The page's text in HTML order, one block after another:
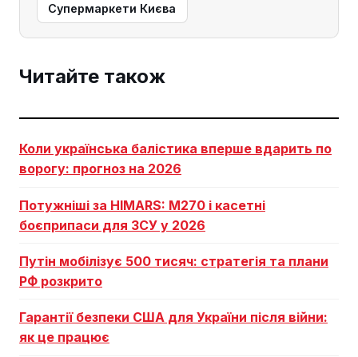
Супермаркети Києва
Читайте також
Коли українська балістика вперше вдарить по
ворогу: прогноз на 2026
Потужніші за HIMARS: М270 і касетні
боєприпаси для ЗСУ у 2026
Путін мобілізує 500 тисяч: стратегія та плани
РФ розкрито
Гарантії безпеки США для України після війни:
як це працює